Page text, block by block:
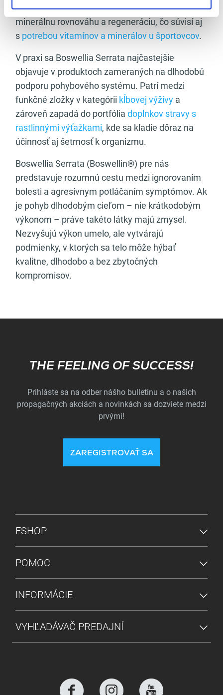
kombinuje s ďalšími látkami podporujúcimi kĺby,
minerálnu rovnováhu a regeneráciu, čo súvisí aj
s potrebou vitamínov a minerálov u športovcov.
V praxi sa Boswellia Serrata najčastejšie
objavuje v produktoch zameraných na dlhodobú
podporu pohybového systému. Patrí medzi
funkčné zložky v kategórii kĺbovej výživy a
zároveň zapadá do portfólia doplnkov stravy s
rastlinnými výťažkami, kde sa kladie dôraz na
účinnosť aj šetrnosť k organizmu.
Boswellia Serrata (Boswellin®) pre nás
predstavuje rozumnú cestu medzi ignorovaním
bolesti a agresívnym potláčaním symptómov. Ak
je pohyb dlhodobým cieľom – nie krátkodobým
výkonom – práve takéto látky majú zmysel.
Nezvyšujú výkon umelo, ale vytvárajú
podmienky, v ktorých sa telo môže hýbať
kvalitne, dlhodobo a bez zbytočných
kompromisov.
Subscribe
THE FEELING OF SUCCESS!
Prihláste sa na odber nášho bulletinu a o našich
propagačných akciách a novinkách sa dozviete medzi
prvými!
ZAREGISTROVAŤ SA
PONUKA V PÄTE
ESHOP
POMOC
INFORMÁCIE
VYHĽADÁVAČ PREDAJNÍ